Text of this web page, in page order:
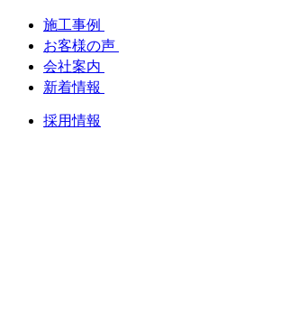
施工事例
お客様の声
会社案内
新着情報
採用情報